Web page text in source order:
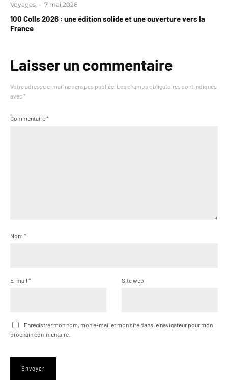
Voyages · 7 mai 2026
100 Colls 2026 : une édition solide et une ouverture vers la
France
Laisser un commentaire
Votre adresse e-mail ne sera pas publiée. Les champs obligatoires sont indiqués
avec *
Commentaire*
Nom *
E-mail * Site web
Enregistrer mon nom, mon e-mail et mon site dans le navigateur pour mon
prochain commentaire.